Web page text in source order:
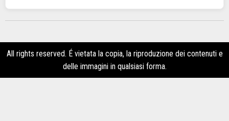
All rights reserved. É vietata la copia, la riproduzione dei contenuti e
delle immagini in qualsiasi forma.